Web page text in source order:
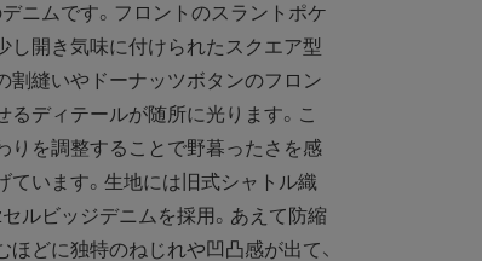
ニムです。フロントのスラントポケ
し開き気味に付けられたスクエア型
割縫いやドーナッツボタンのフロン
るディテールが随所に光ります。こ
りを調整することで野暮ったさを感
ています。生地には旧式シャトル織
ルビッジデニムを採用。あえて防縮
どに独特のねじれや凹凸感が出て、